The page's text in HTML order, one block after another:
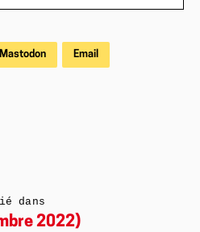
Mastodon Email
dans
2022)